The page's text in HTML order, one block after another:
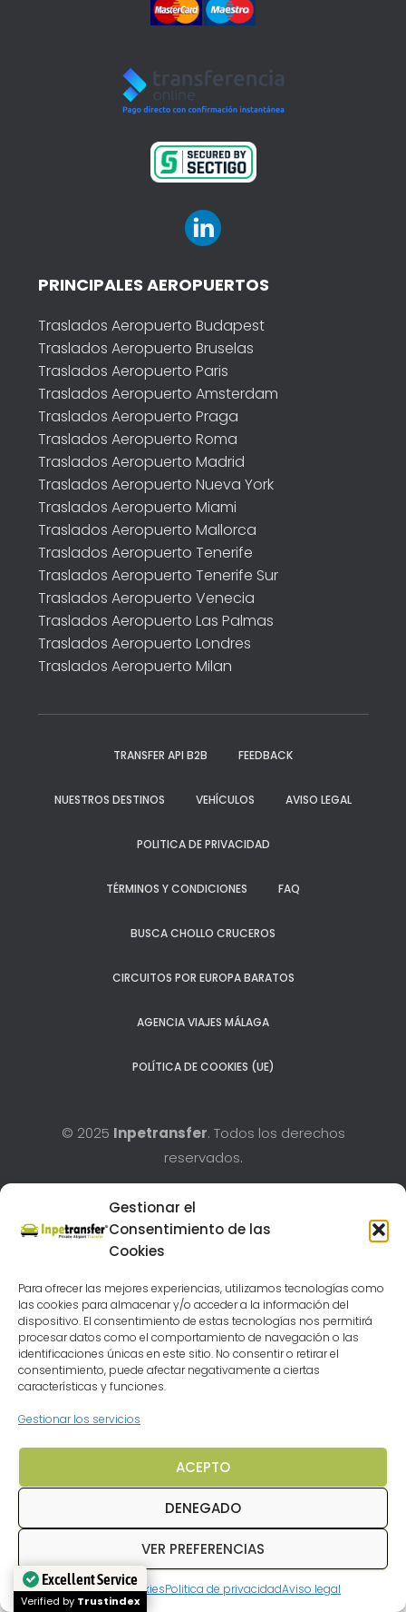
Gestionar el
Consentimiento de las
Cookies
Para ofrecer las mejores experiencias, utilizamos tecnologías como
las cookies para almacenar y/o acceder a la información del
dispositivo. El consentimiento de estas tecnologías nos permitirá
procesar datos como el comportamiento de navegación o las
identificaciones únicas en este sitio. No consentir o retirar el
consentimiento, puede afectar negativamente a ciertas
características y funciones.
Gestionar los servicios
ACEPTO
DENEGADO
VER PREFERENCIAS
Política de cookiesPolitica de privacidadAviso legal
PRINCIPALES AEROPUERTOS
Traslados Aeropuerto Budapest
Traslados Aeropuerto Bruselas
Traslados Aeropuerto Paris
Traslados Aeropuerto Amsterdam
Traslados Aeropuerto Praga
Traslados Aeropuerto Roma
Traslados Aeropuerto Madrid
Traslados Aeropuerto Nueva York
Traslados Aeropuerto Miami
Traslados Aeropuerto Mallorca
Traslados Aeropuerto Tenerife
Traslados Aeropuerto Tenerife Sur
Traslados Aeropuerto Venecia
Traslados Aeropuerto Las Palmas
Traslados Aeropuerto Londres
Traslados Aeropuerto Milan
TRANSFER API B2B FEEDBACK
NUESTROS DESTINOS VEHÍCULOS AVISO LEGAL
POLITICA DE PRIVACIDAD
TÉRMINOS Y CONDICIONES FAQ
BUSCA CHOLLO CRUCEROS
CIRCUITOS POR EUROPA BARATOS
AGENCIA VIAJES MÁLAGA
POLÍTICA DE COOKIES (UE)
© 2025 Inpetransfer. Todos los derechos
reservados.
Excellent Service
Verified by Trustindex